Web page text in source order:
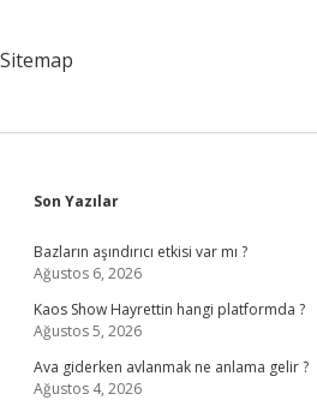
Sitemap
Sidebar
Son Yazılar
Bazların aşındırıcı etkisi var mı ?
Ağustos 6, 2026
Kaos Show Hayrettin hangi platformda ?
Ağustos 5, 2026
Ava giderken avlanmak ne anlama gelir ?
Ağustos 4, 2026